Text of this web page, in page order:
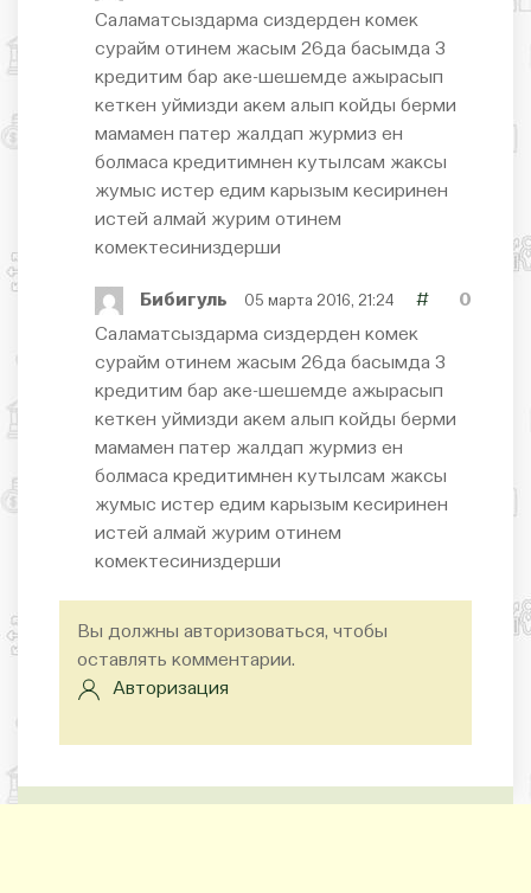
Саламатсыздарма сиздерден комек
сурайм отинем жасым 26да басымда 3
кредитим бар аке-шешемде ажырасып
кеткен уймизди акем алып койды берми
мамамен патер жалдап журмиз ен
болмаса кредитимнен кутылсам жаксы
жумыс истер едим карызым кесиринен
истей алмай журим отинем
комектесиниздерши
Бибигуль 05 марта 2016, 21:24 #
0
Саламатсыздарма сиздерден комек
сурайм отинем жасым 26да басымда 3
кредитим бар аке-шешемде ажырасып
кеткен уймизди акем алып койды берми
мамамен патер жалдап журмиз ен
болмаса кредитимнен кутылсам жаксы
жумыс истер едим карызым кесиринен
истей алмай журим отинем
комектесиниздерши
Вы должны авторизоваться, чтобы
оставлять комментарии.
Авторизация